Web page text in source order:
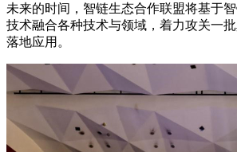
未来的时间，智链生态合作联盟将基于
技术融合各种技术与领域，着力攻关一
落地应用。